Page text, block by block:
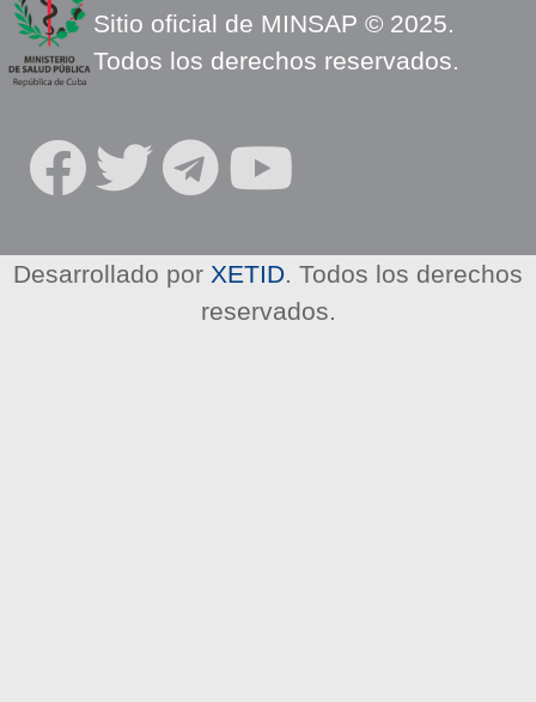
Sitio oficial de MINSAP © 2025.
Todos los derechos reservados.
R
E
Desarrollado por XETID . Todos los derechos
reservados.